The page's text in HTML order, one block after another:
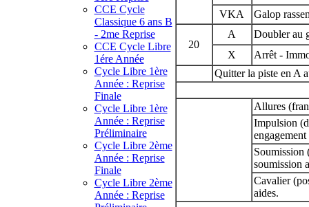
CCE Cycle
Classique 6 ans B
- 2me Reprise
CCE Cycle Libre
1ére Année
Cycle Libre 1ère
Année : Reprise
Finale
Cycle Libre 1ère
Année : Reprise
Préliminaire
Cycle Libre 2ème
Année : Reprise
Finale
Cycle Libre 2ème
Année : Reprise
VKA
Galop
20
A
Doubler au
X
Arrêt -
Quitter la piste en A
Allures
Impulsion
Soumission
soumission
Cavalier
aides.